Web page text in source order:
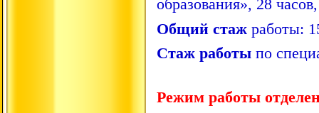
образования», 28
Общий стаж работы:
Стаж работы по
Режим работы